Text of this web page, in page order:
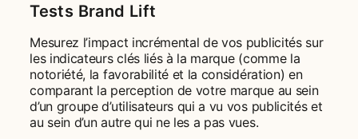
Tests Brand Lift
Mesurez l’impact incrémental de vos publicités sur
les indicateurs clés liés à la marque (comme la
notoriété, la favorabilité et la considération) en
comparant la perception de votre marque au sein
d’un groupe d’utilisateurs qui a vu vos publicités et
au sein d’un autre qui ne les a pas vues.